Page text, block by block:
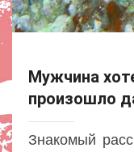
Мужчина
произошло
Знакомый